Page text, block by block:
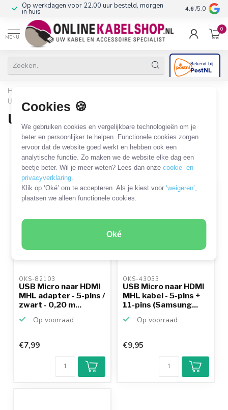
Cookies 🍪
We gebruiken cookies en vergelijkbare technologieën om je
beter en persoonlijker te helpen. Functionele cookies zorgen
ervoor dat de website goed werkt en hebben ook een
analytische functie. Zo maken we de website elke dag een
beetje beter. Wil je meer weten? Lees dan onzecookie- en
privacyverklaring.
Klik op ‘Oké’ om te accepteren. Als je kiest voor‘weigeren’,
plaatsen we alleen functionele cookies.
Oké
Op werkdagen voor 22.00 uur besteld, morgen
in huis 10+jaar
4.6 /5.0
MENU
0
Home
USB Micro - HDMI
USB Micro 5-pins - HDMI MHL
USB Micro 5-pins - HDMI MHL
3 PRODUCTEN
Filters SORTEER OP
OKS-82103
USB Micro naar HDMI
MHL adapter - 5-pins /
zwart - 0,20 m...
Op voorraad
€7,99
SALE
OKS-43033
USB Micro naar HDMI
MHL kabel - 5-pins +
11-pins (Samsung...
Op voorraad
€9,95